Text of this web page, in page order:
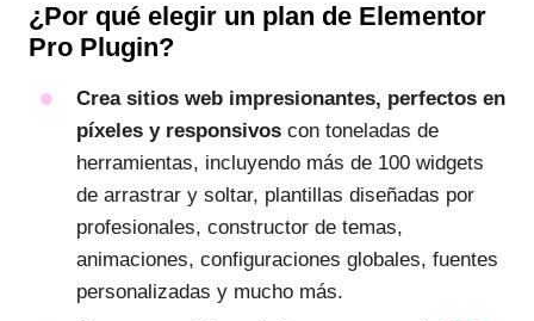
¿Por qué elegir un plan de Elementor
Pro Plugin?
Crea sitios web impresionantes, perfectos en
píxeles y responsivos con toneladas de
herramientas, incluyendo más de 100 widgets
de arrastrar y soltar, plantillas diseñadas por
profesionales, constructor de temas,
animaciones, configuraciones globales, fuentes
personalizadas y mucho más.